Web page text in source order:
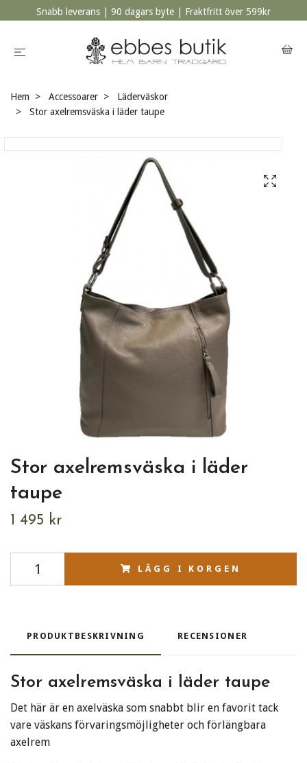
Snabb leverans | 90 dagars byte | Fraktfritt över 599kr
Hem Accessoarer
Läderväskor
Stor axelremsväska i läder taupe
Stor axelremsväska i läder
taupe
1 495 kr
LÄGG I KORGEN
PRODUKTBESKRIVNING RECENSIONER
Stor axelremsväska i läder taupe
Det här är en axelväska som snabbt blir en favorit tack
vare väskans förvaringsmöjligheter och förlängbara
axelrem